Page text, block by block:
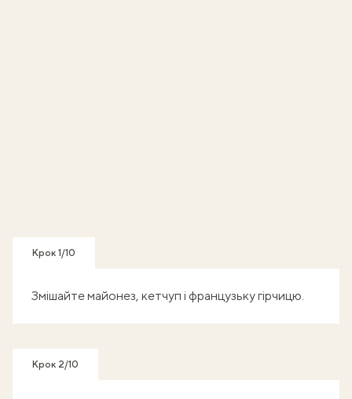
Крок 1/10
Змішайте майонез, кетчуп і французьку гірчицю.
Крок 2/10